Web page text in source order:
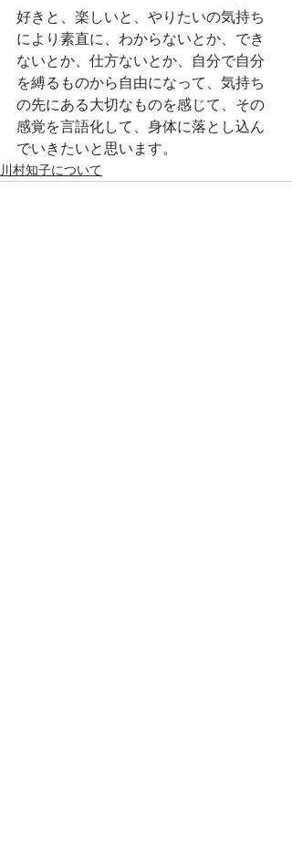
好きと、楽しいと、やりたいの気持ち
により素直に、わからないとか、でき
ないとか、仕方ないとか、自分で自分
を縛るものから自由になって、気持ち
の先にある大切なものを感じて、その
感覚を言語化して、身体に落とし込ん
でいきたいと思います。
川村知子について